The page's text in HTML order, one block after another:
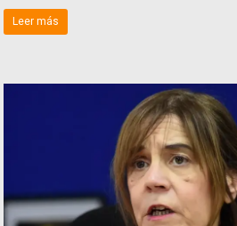
Leer más